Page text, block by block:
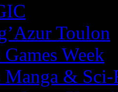
Toulon
Games Week
Manga &